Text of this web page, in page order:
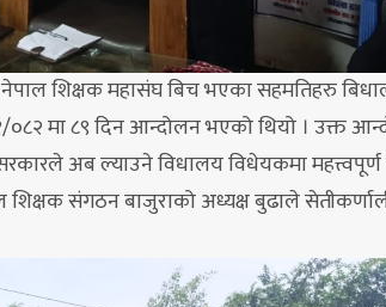
शिक्षक महासंघ बिच भएका सहमतिहरु
०८२ मा ८९ दिन आन्दोलन भएको थियो । उक्त
अब ल्याउने विधालय विधेयकमा
शिक्षक संगठन बाजुराको अध्यक्ष बुढाले